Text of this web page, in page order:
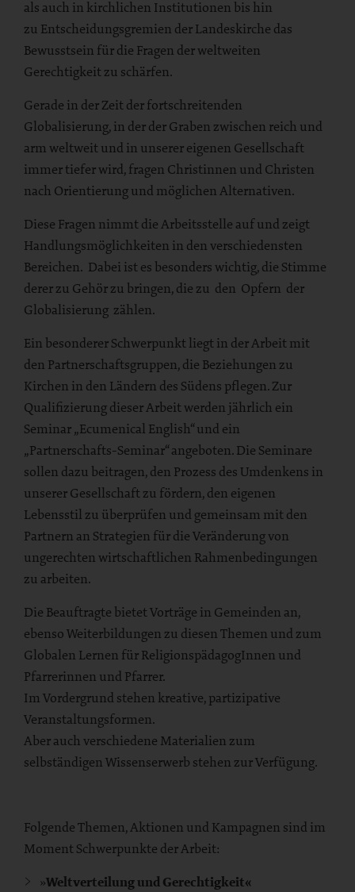
als auch in kirchlichen Institutionen bis hin
zu Entscheidungsgremien der Landeskirche das
Bewusstsein für die Fragen der weltweiten
Gerechtigkeit zu schärfen.
Gerade in der Zeit der fortschreitenden
Globalisierung, in der der Graben zwischen reich und
arm weltweit und in unserer eigenen Gesellschaft
immer tiefer wird, fragen Christinnen und Christen
nach Orientierung und möglichen Alternativen.
Diese Fragen nimmt die Arbeitsstelle auf und zeigt
Handlungsmöglichkeiten in den verschiedensten
Bereichen. Dabei ist es besonders wichtig, die Stimme
derer zu Gehör zu bringen, die zu den Opfern der
Globalisierung zählen.
Ein besonderer Schwerpunkt liegt in der Arbeit mit
den Partnerschaftsgruppen, die Beziehungen zu
Kirchen in den Ländern des Südens pflegen. Zur
Qualifizierung dieser Arbeit werden jährlich ein
Seminar „Ecumenical English“ und ein
„Partnerschafts-Seminar“ angeboten. Die Seminare
sollen dazu beitragen, den Prozess des Umdenkens in
unserer Gesellschaft zu fördern, den eigenen
Lebensstil zu überprüfen und gemeinsam mit den
Partnern an Strategien für die Veränderung von
ungerechten wirtschaftlichen Rahmenbedingungen
zu arbeiten.
Die Beauftragte bietet Vorträge in Gemeinden an,
ebenso Weiterbildungen zu diesen Themen und zum
Globalen Lernen für ReligionspädagogInnen und
Pfarrerinnen und Pfarrer.
Im Vordergrund stehen kreative, partizipative
Veranstaltungsformen.
Aber auch verschiedene Materialien zum
selbständigen Wissenserwerb stehen zur Verfügung.
Folgende Themen, Aktionen und Kampagnen sind im
Moment Schwerpunkte der Arbeit:
»Weltverteilung und Gerechtigkeit«